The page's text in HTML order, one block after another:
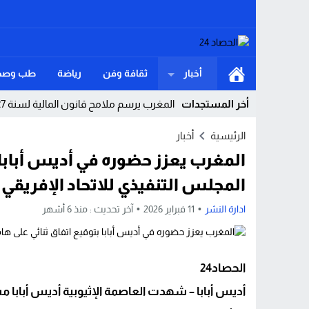
أخبار ثقافة وفن رياضة طب
أخر المستجدات المغرب يرسم ملامح قانون المالية لسنة 2027.. استثمارات كبرى لتعزيز النمو وترسيخ الدولة الاجتماعية
موظفة جماعية متقاعدة تطالب وزير
العالم على صفيح الجوع موجة غلاء عالمية
سيدي إفني هل توقفت العدالة التاريخية
توقيف شخص بمراكش للاشتباه في تورطه
لست أولى بالعتاب… حين يكون الوطن
الرئيسية أخبار
المغرب يعزز حضوره في أديس
المجلس التنفيذي للاتحاد الإفريقي
ادارة النشر 11 فبراير 2026 آخر تحديث : منذ 6 أشهر
الحصاد24
أديس أبابا – شهدت العاصمة الإثيوبية أديس أبابا